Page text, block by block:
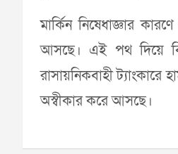
মার্কিন নিষেধাজ্ঞার
আসছে। এই পথ দিয়ে
রাসায়নিকবাহী
অস্বীকার করে আসছে।